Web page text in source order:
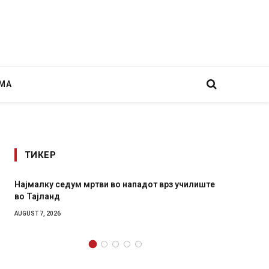
ТИКЕР
мртви во нападот врз училиште
СОЗИС: Украинците